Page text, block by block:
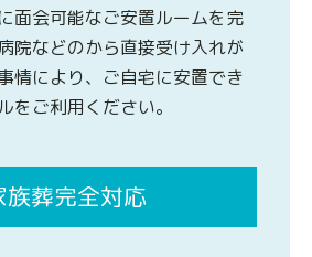
面会可能なご安置ルームを完
院などのから直接受け入れが
情により、ご自宅に安置でき
をご利用ください。
族葬完全対応